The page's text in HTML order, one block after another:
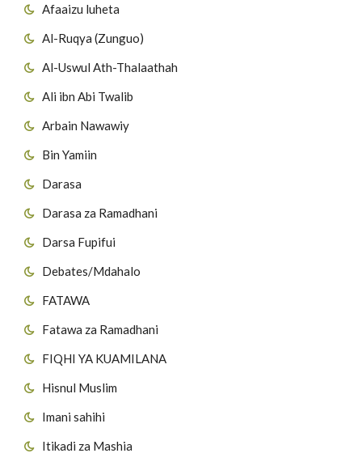
Afaaizu luheta
Al-Ruqya (Zunguo)
Al-Uswul Ath-Thalaathah
Ali ibn Abi Twalib
Arbain Nawawiy
Bin Yamiin
Darasa
Darasa za Ramadhani
Darsa Fupifui
Debates/Mdahalo
FATAWA
Fatawa za Ramadhani
FIQHI YA KUAMILANA
Hisnul Muslim
Imani sahihi
Itikadi za Mashia